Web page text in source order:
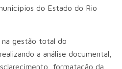
do Estado do Rio
na gestão total do
a análise documental,
formatação da